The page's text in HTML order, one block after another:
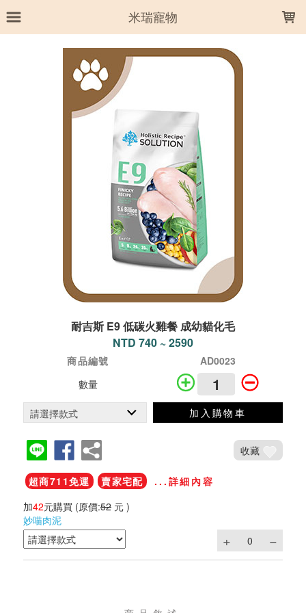
米瑞寵物
耐吉斯 E9 低碳火雞餐 成幼貓化毛
NTD 740 ~ 2590
商品編號
AD0023
數量
加入購物車
收藏
超商711免運 賣家宅配
...詳細內容
加42元購買 (原價:52 元 )
妙喵肉泥